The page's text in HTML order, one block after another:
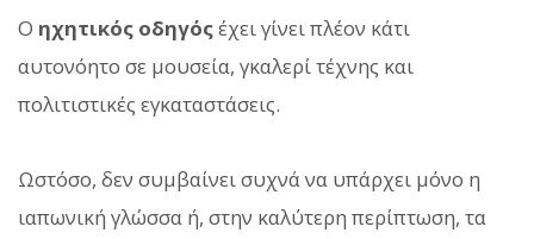
Ο ηχητικός οδηγόςέχει γίνει πλέον κάτι
αυτονόητο σε μουσεία, γκαλερί τέχνης και
πολιτιστικές εγκαταστάσεις.
Ωστόσο, δεν συμβαίνει συχνά να υπάρχει μόνο η
ιαπωνική γλώσσα ή, στην καλύτερη περίπτωση, τα